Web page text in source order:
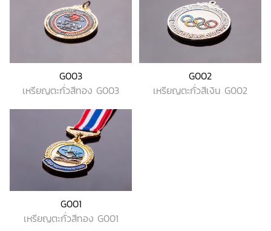
G003
เหรียญตะกั่วสีทอง G003
G002
เหรียญตะกั่วสีเงิน G002
G001
เหรียญตะกั่วสีทอง G001